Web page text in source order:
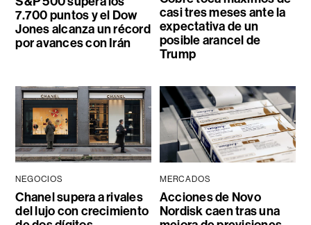
7.700 puntos y el Dow
Jones alcanza un récord
por avances con Irán
casi tres meses ante la
expectativa de un
posible arancel de
Trump
NEGOCIOS
Chanel supera a rivales
del lujo con crecimiento
MERCADOS
Acciones de Novo
Nordisk caen tras una